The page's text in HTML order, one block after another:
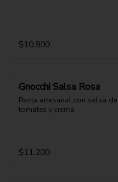
$10.900
Gnocchi Salsa Rosa
Pasta artesanal con salsa
tomates y crema
$11.200